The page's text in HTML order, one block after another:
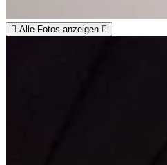
Alle Fotos anzeigen